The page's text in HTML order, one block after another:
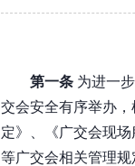
第一条 为进一
交会安全有序举办
定》、《广交会现
等广交会相关管理规